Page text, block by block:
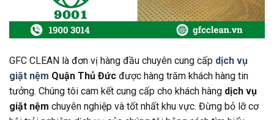
GFC CLEAN là đơn vị hàng đầu chuyên cung cấp dịch vụ
giặt nệm Quận Thủ Đức được hàng trăm khách hàng tin
tưởng. Chúng tôi cam kết cung cấp cho khách hàng dịch vụ
giặt nệm chuyên nghiệp và tốt nhất khu vực. Đừng bỏ lỡ cơ